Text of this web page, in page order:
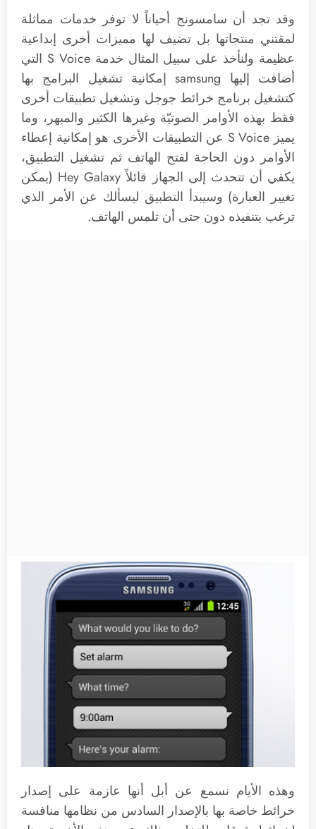
وقد تجد أن سامسونج أحياناً لا توفر خدمات مماثلة
لمقتني منتجاتها بل تضيف لها مميزات أخرى إبداعية
عظيمة ولنأخذ على سبيل المثال خدمة S Voice التي
أضافت إليها samsung إمكانية تشغيل البرامج بها
كتشغيل برنامج خرائط جوجل وتشغيل تطبيقات أخرى
فقط بهذه الأوامر الصوتيّة وغيرها الكثير والمبهر، وما
يميز S Voice عن التطبيقات الأخرى هو إمكانية إعطاء
الأوامر دون الحاجة لفتح الهاتف ثم تشغيل التطبيق،
يكفي أن تتحدث إلى الجهاز قائلاً Hey Galaxy (يمكن
تغيير العبارة) وسيبدأ التطبيق ليسألك عن الأمر الذي
ترغب بتنفيذه دون حتى أن تلمس الهاتف.
وهذه الأيام نسمع عن أبل أنها عازمة على إصدار
خرائط خاصة بها بالإصدار السادس من نظامها منافسة